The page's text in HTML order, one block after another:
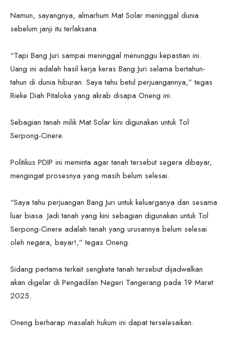
Namun, sayangnya, almarhum Mat Solar meninggal dunia
sebelum janji itu terlaksana.
“Tapi Bang Juri sampai meninggal menunggu kepastian ini.
Uang ini adalah hasil kerja keras Bang Juri selama bertahun-
tahun di dunia hiburan. Saya tahu betul perjuangannya,” tegas
Rieke Diah Pitaloka yang akrab disapa Oneng ini.
Sebagian tanah milik Mat Solar kini digunakan untuk Tol
Serpong-Cinere.
Politikus PDIP ini meminta agar tanah tersebut segera dibayar,
mengingat prosesnya yang masih belum selesai.
“Saya tahu perjuangan Bang Juri untuk keluarganya dan sesama
luar biasa. Jadi tanah yang kini sebagian digunakan untuk Tol
Serpong-Cinere adalah tanah yang urusannya belum selesai
oleh negara, bayar!,” tegas Oneng.
Sidang pertama terkait sengketa tanah tersebut dijadwalkan
akan digelar di Pengadilan Negeri Tangerang pada 19 Maret
2025.
Oneng berharap masalah hukum ini dapat terselesaikan.